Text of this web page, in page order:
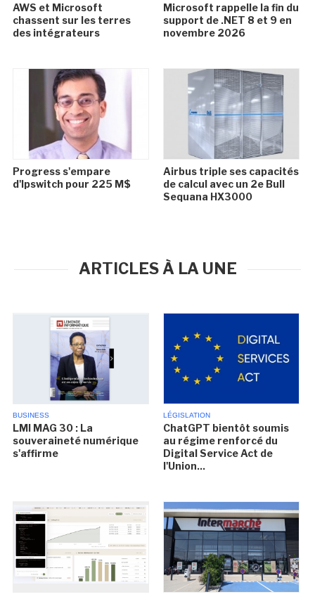
AWS et Microsoft
chassent sur les terres
des intégrateurs
Microsoft rappelle la fin du
support de .NET 8 et 9 en
novembre 2026
Progress s'empare
d'Ipswitch pour 225 M$
Airbus triple ses capacités
de calcul avec un 2e Bull
Sequana HX3000
ARTICLES À LA UNE
BUSINESS
LMI MAG 30 : La
souveraineté numérique
s'affirme
LÉGISLATION
ChatGPT bientôt soumis
au régime renforcé du
Digital Service Act de
l'Union...